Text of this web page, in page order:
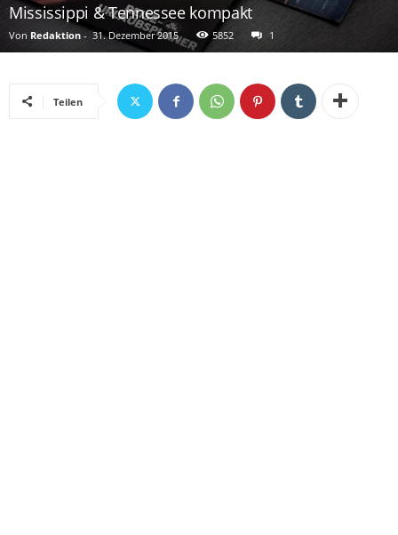
Mississippi & Tennessee kompakt
Von Redaktion - 31. Dezember 2015 5852 1
Teilen